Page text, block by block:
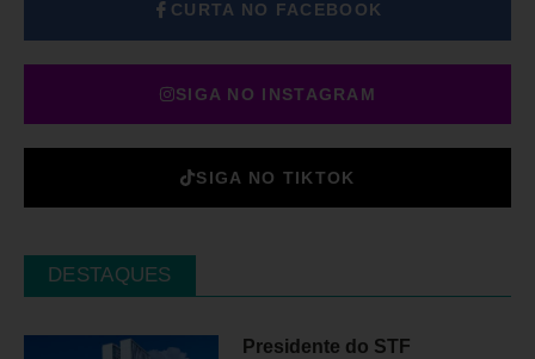
CURTA NO FACEBOOK
SIGA NO INSTAGRAM
SIGA NO TIKTOK
DESTAQUES
Presidente do STF